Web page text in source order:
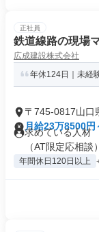
正社員
鉄道線路の現場
広成建設株式会社
年休124日｜未経
〒745-0817山口
月給23万8500円
求めている人材
（AT限定応相談
年間休日120日以上